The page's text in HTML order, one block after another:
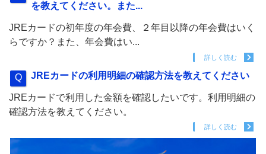
を教えてください。また...
JREカードの初年度の年会費、２年目以降の年会費はいく
らですか？また、年会費はい...
詳しく読む
JREカードの利用明細の確認方法を教えてください
JREカードで利用した金額を確認したいです。利用明細の
確認方法を教えてください。
詳しく読む